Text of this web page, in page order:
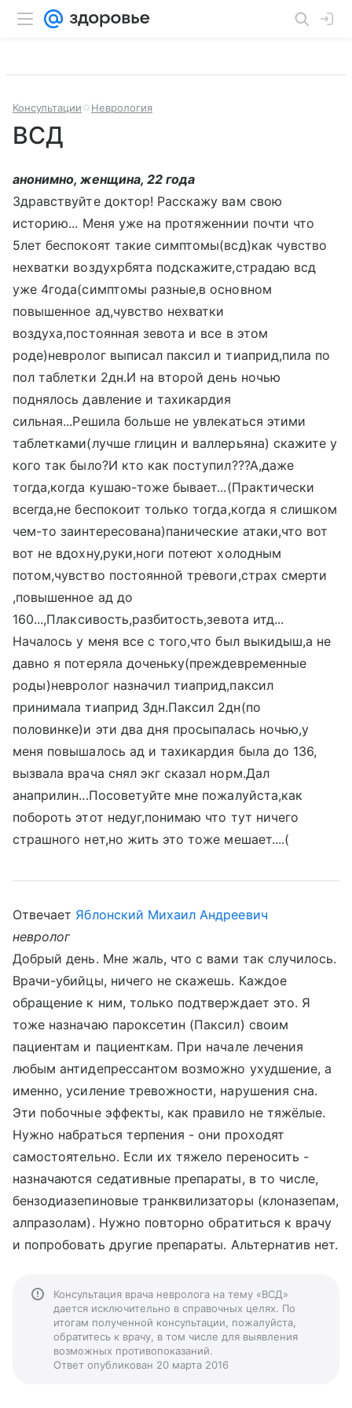
Консультации Неврология
ВСД
анонимно, женщина, 22 года
Здравствуйте доктор! Расскажу вам свою
историю... Меня уже на протяженнии почти что
5лет беспокоят такие симптомы(всд)как чувство
нехватки воздухрбята подскажите,страдаю всд
уже 4года(симптомы разные,в основном
повышенное ад,чувство нехватки
воздуха,постоянная зевота и все в этом
роде)невролог выписал паксил и тиаприд,пила по
пол таблетки 2дн.И на второй день ночью
поднялось давление и тахикардия
сильная...Решила больше не увлекаться этими
таблетками(лучше глицин и валлерьяна) скажите у
кого так было?И кто как поступил???А,даже
тогда,когда кушаю-тоже бывает...(Практически
всегда,не беспокоит только тогда,когда я слишком
чем-то заинтересована)панические атаки,что вот
вот не вдохну,руки,ноги потеют холодным
потом,чувство постоянной тревоги,страх смерти
,повышенное ад до
160...,Плаксивость,разбитость,зевота итд...
Началось у меня все с того,что был выкидыш,а не
давно я потеряла доченьку(преждевременные
роды)невролог назначил тиаприд,паксил
принимала тиаприд 3дн.Паксил 2дн(по
половинке)и эти два дня просыпалась ночью,у
меня повышалось ад и тахикардия была до 136,
вызвала врача снял экг сказал норм.Дал
анаприлин...Посоветуйте мне пожалуйста,как
побороть этот недуг,понимаю что тут ничего
страшного нет,но жить это тоже мешает....(
Отвечает Яблонский Михаил Андреевич
невролог
Добрый день. Мне жаль, что с вами так случилось.
Врачи-убийцы, ничего не скажешь. Каждое
обращение к ним, только подтверждает это. Я
тоже назначаю пароксетин (Паксил) своим
пациентам и пациенткам. При начале лечения
любым антидепрессантом возможно ухудшение, а
именно, усиление тревожности, нарушения сна.
Эти побочные эффекты, как правило не тяжёлые.
Нужно набраться терпения - они проходят
самостоятельно. Если их тяжело переносить -
назначаются седативные препараты, в то числе,
бензодиазепиновые транквилизаторы (клоназепам,
алпразолам). Нужно повторно обратиться к врачу
и попробовать другие препараты. Альтернатив нет.
Консультация врача невролога на тему «ВСД»
дается исключительно в справочных целях. По
итогам полученной консультации, пожалуйста,
обратитесь к врачу, в том числе для выявления
возможных противопоказаний.
Ответ опубликован 20 марта 2016